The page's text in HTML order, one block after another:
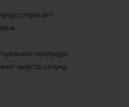
преграды
шерсть секунд